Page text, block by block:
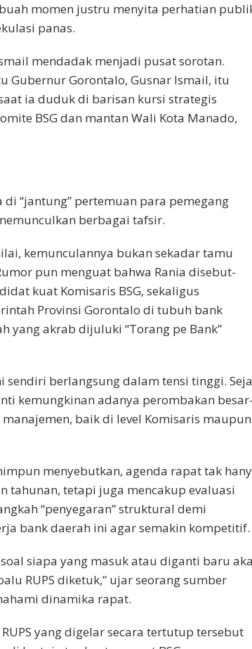
momen justru menyita perhatian
panas.
mendadak menjadi pusat sorotan.
Gubernur Gorontalo, Gusnar Ismail, itu
ia duduk di barisan kursi strategis
BSG dan mantan Wali Kota Manado,
di “jantung” pertemuan para pemegang
berbagai tafsir.
kemunculannya bukan sekadar tamu
pun menguat bahwa Rania disebut-
kuat Komisaris BSG, sekaligus
Provinsi Gorontalo di tubuh bank
yang akrab dijuluki “Torang pe Bank”
sendiri berlangsung dalam tensi tinggi.
kemungkinan adanya perombakan besar-
baik di level Komisaris maupun
menyebutkan, agenda rapat tak
tahunan, tetapi juga mencakup evaluasi
“penyegaran” struktural demi
bank daerah ini agar semakin kompetitif.
siapa yang masuk atau diganti baru
RUPS diketuk,” ujar seorang sumber
dinamika rapat.
yang digelar secara tertutup tersebut